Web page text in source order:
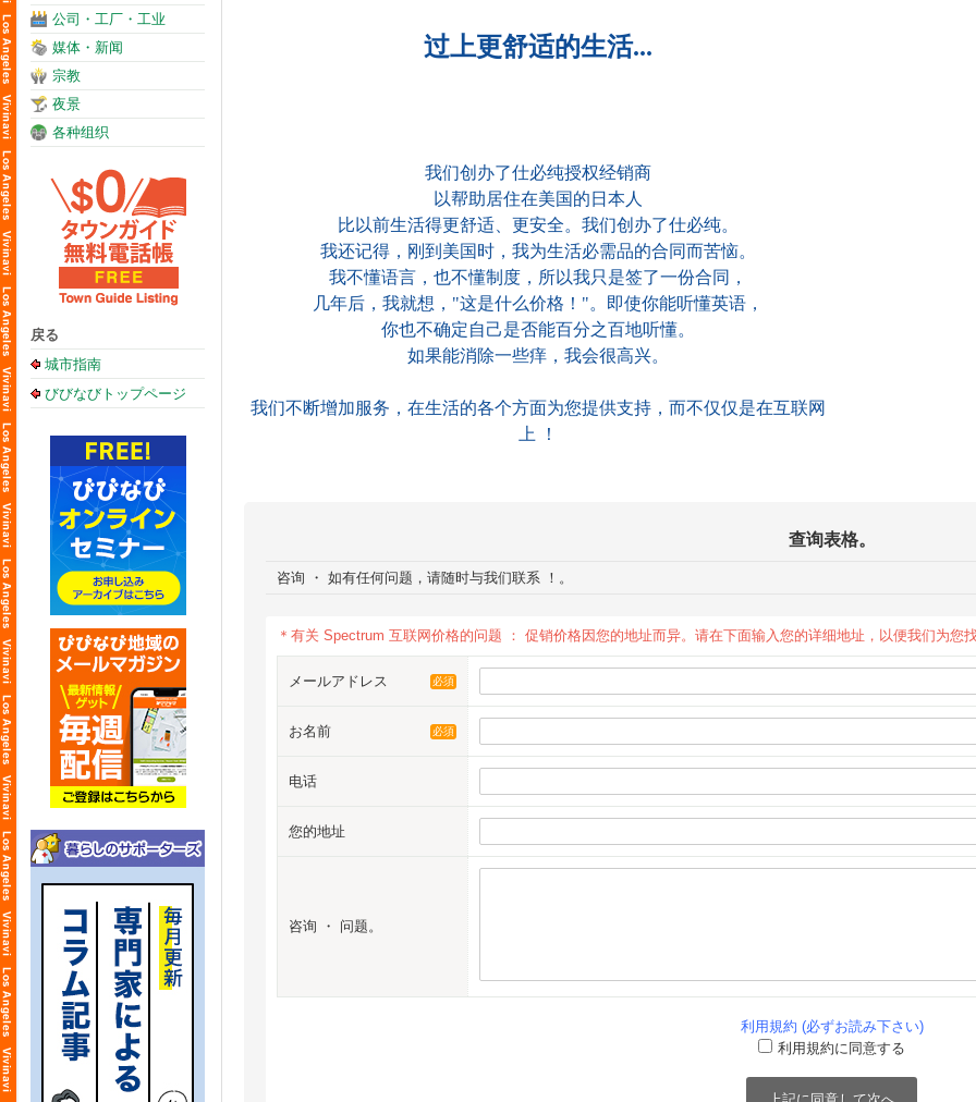
公司・工厂・工业
媒体・新闻
宗教
夜景
各种组织
戻る
城市指南
びびなびトップページ
过上更舒适的生活...
我们创办了仕必纯授权经销商
以帮助居住在美国的日本人
比以前生活得更舒适、更安全。我们创办了仕必纯。
我还记得，刚到美国时，我为生活必需品的合同而苦恼。
我不懂语言，也不懂制度，所以我只是签了一份合同，
几年后，我就想，"这是什么价格！"。即使你能听懂英语，
你也不确定自己是否能百分之百地听懂。
如果能消除一些痒，我会很高兴。
我们不断增加服务，在生活的各个方面为您提供支持，而不仅仅是在互联网
上 ！
查询表格。
咨询 ・ 如有任何问题，请随时与我们联系 ！。
＊有关 Spectrum 互联网价格的问题 ： 促销价格因您的地址而异。请在下面输入您的详细地址，以便我们为您找
メールアドレス 必須
お名前 必須
电话
您的地址
咨询 ・ 问题。
利用規約 (必ずお読み下さい)
利用規約に同意する